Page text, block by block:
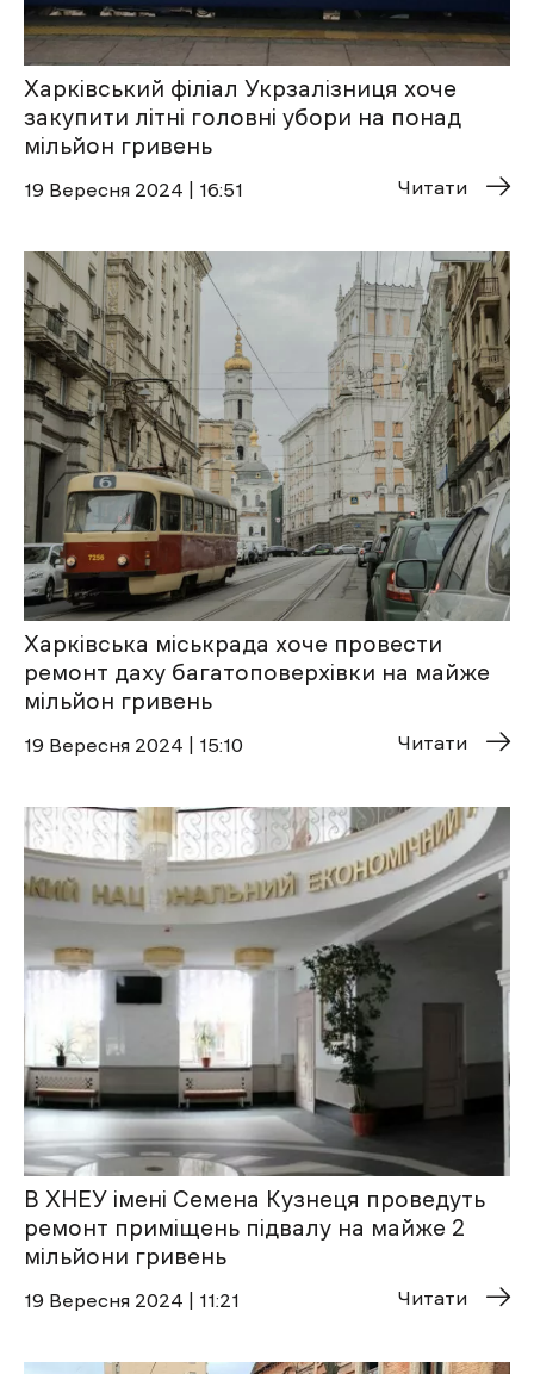
Харківський філіал Укрзалізниця хоче
закупити літні головні убори на понад
мільйон гривень
19 Вересня 2024 | 16:51 Читати
Харківська міськрада хоче провести
ремонт даху багатоповерхівки на майже
мільйон гривень
19 Вересня 2024 | 15:10 Читати
В ХНЕУ імені Семена Кузнеця проведуть
ремонт приміщень підвалу на майже 2
мільйони гривень
19 Вересня 2024 | 11:21 Читати